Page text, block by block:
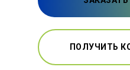
ПОЛУЧИТЬ